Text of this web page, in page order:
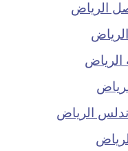
الرياض
الرياض